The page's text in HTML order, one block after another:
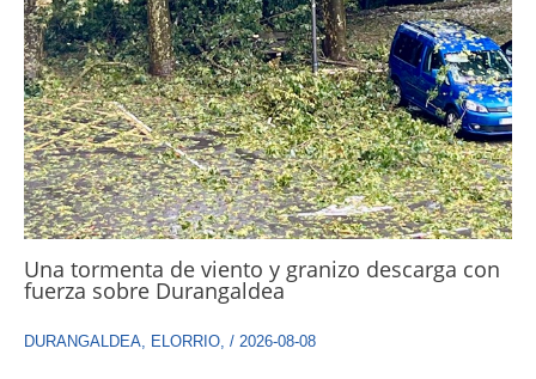
Una tormenta de viento y granizo descarga con
fuerza sobre Durangaldea
DURANGALDEA ELORRIO / 2026-08-08